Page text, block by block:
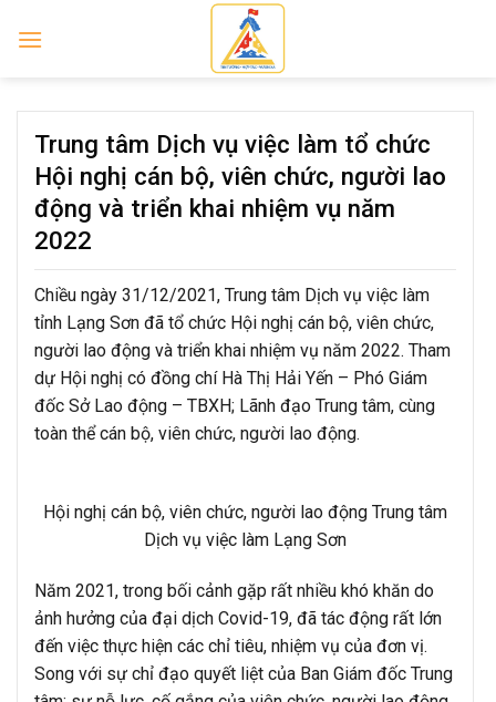
Trung tâm Dịch vụ việc làm tổ chức
Hội nghị cán bộ, viên chức, người lao
động và triển khai nhiệm vụ năm
2022
Chiều ngày 31/12/2021, Trung tâm Dịch vụ việc làm
tỉnh Lạng Sơn đã tổ chức Hội nghị cán bộ, viên chức,
người lao động và triển khai nhiệm vụ năm 2022. Tham
dự Hội nghị có đồng chí Hà Thị Hải Yến – Phó Giám
đốc Sở Lao động – TBXH; Lãnh đạo Trung tâm, cùng
toàn thể cán bộ, viên chức, người lao động.
Hội nghị cán bộ, viên chức, người lao động Trung tâm
Dịch vụ việc làm Lạng Sơn
Năm 2021, trong bối cảnh gặp rất nhiều khó khăn do
ảnh hưởng của đại dịch Covid-19, đã tác động rất lớn
đến việc thực hiện các chỉ tiêu, nhiệm vụ của đơn vị.
Song với sự chỉ đạo quyết liệt của Ban Giám đốc Trung